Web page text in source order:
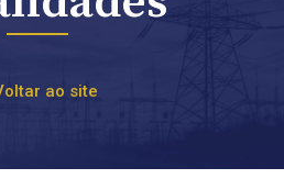
ao site